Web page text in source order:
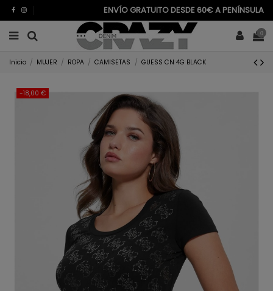
ENVÍO GRATUITO DESDE 60€ A PENÍNSULA
0
Inicio MUJER ROPA CAMISETAS GUESS CN 4G BLACK
-18,00 €